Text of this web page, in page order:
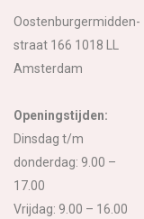
Oostenburgermidden-
straat 166 1018 LL
Amsterdam
Openingstijden:
Dinsdag t/m
donderdag: 9.00 –
17.00
Vrijdag: 9.00 – 16.00